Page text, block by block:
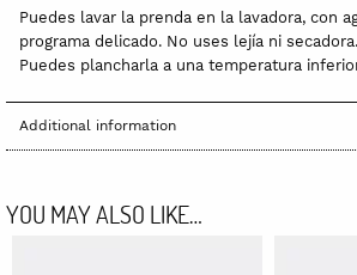
Puedes lavar la prenda en la lavadora, con
programa delicado. No uses lejía ni
Puedes plancharla a una temperatura inferior
Additional information
YOU MAY ALSO LIKE…